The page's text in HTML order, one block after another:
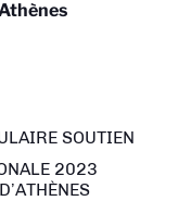
SOUTIEN
2023